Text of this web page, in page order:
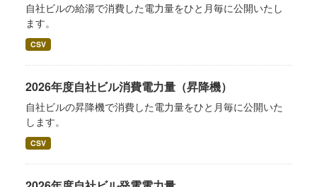
自社ビルの給湯で消費した電力量をひと月毎に公開いたし
ます。
CSV
2026年度自社ビル消費電力量（昇降機）
自社ビルの昇降機で消費した電力量をひと月毎に公開いた
します。
CSV